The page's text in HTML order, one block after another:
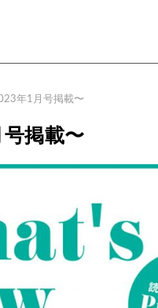
年1月号掲載〜
掲載〜